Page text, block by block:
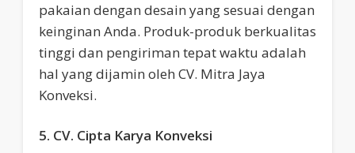
pakaian dengan desain yang sesuai dengan
keinginan Anda. Produk-produk berkualitas
tinggi dan pengiriman tepat waktu adalah
hal yang dijamin oleh CV. Mitra Jaya
Konveksi.
5. CV. Cipta Karya Konveksi